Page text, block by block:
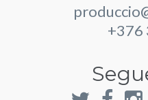
+376